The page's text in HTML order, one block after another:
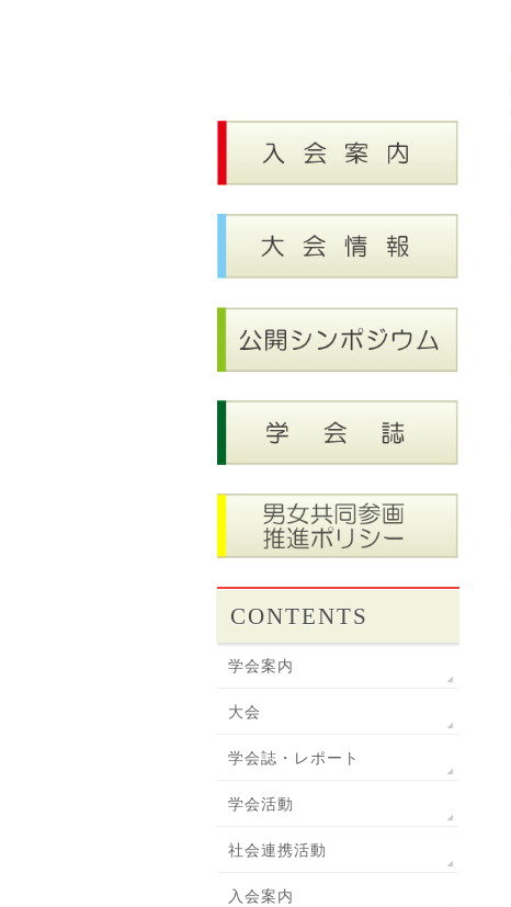
CONTENTS
学会案内
大会
学会誌・レポート
学会活動
社会連携活動
入会案内